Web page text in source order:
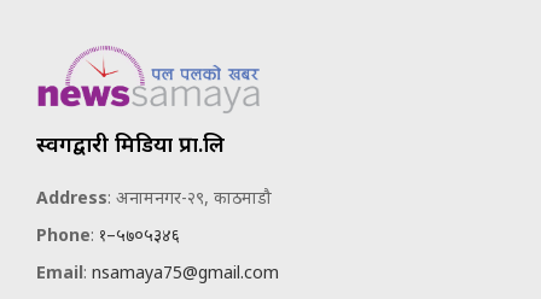
स्वर्गद्वारी मिडिया प्रा.लि
Address: अनामनगर-२९, काठमाडौ
Phone: १–५७०५३४६
Email: nsamaya75@gmail.com